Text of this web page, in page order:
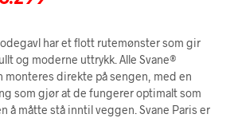
er:
kr 6.299.
har et flott rutemønster som gir
og moderne uttrykk. Alle Svane®
monteres direkte på sengen, med en
som gjør at de fungerer optimalt som
å måtte stå inntil veggen. Svane Paris er